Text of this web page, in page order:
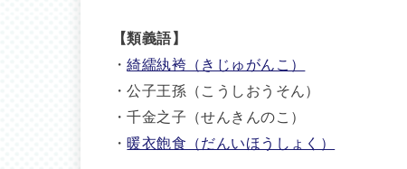
【類義語】
・綺繻紈袴（きじゅがんこ）
・公子王孫（こうしおうそん）
・千金之子（せんきんのこ）
・暖衣飽食（だんいほうしょく）